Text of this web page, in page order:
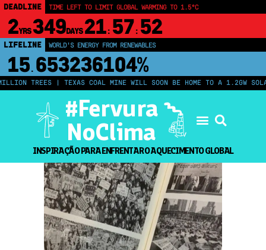
DEADLINE TIME LEFT TO LIMIT GLOBAL WARMING TO 1.5°C
2YRS349DAYS 21: 57: 51
LIFELINE WORLD'S ENERGY FROM RENEWABLES
15. 653236109%
TREES | TEXAS COAL MINE WILL SOON BE HOME TO A 1.2GW
#Fervura
NoClima
INSPIRAÇÃO PARA ENFRENTAR O AQUECIMENTO GLOBAL